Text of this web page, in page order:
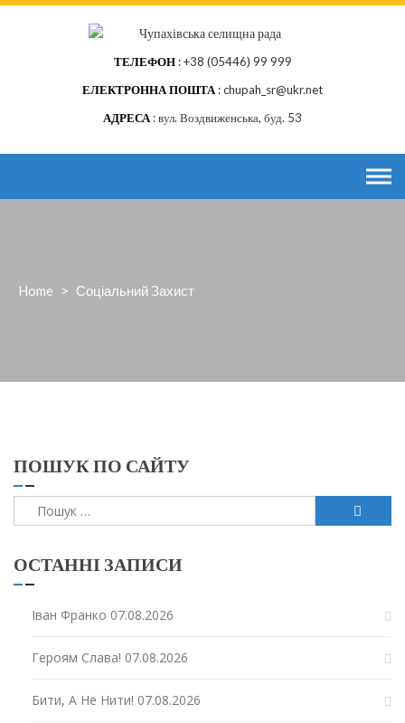
Skip
ТЕЛЕФОН +38 (05446) 99 999
ЕЛЕКТРОННА ПОШТА chupah_sr@ukr.net
АДРЕСА вул. Воздвиженська, буд. 53
Home > Соціальний Захист
ПОШУК ПО САЙТУ
Пошук:
ОСТАННІ ЗАПИСИ
Іван Франко 07.08.2026
Героям Слава! 07.08.2026
Бити, А Не Нити! 07.08.2026